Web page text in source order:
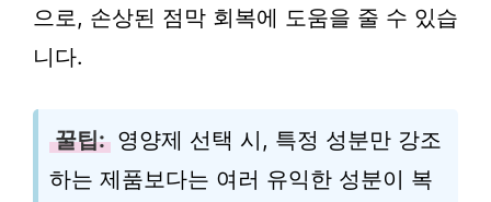
으로, 손상된 점막 회복에 도움을 줄 수 있습
니다.
꿀팁: 영양제 선택 시, 특정 성분만 강조
하는 제품보다는 여러 유익한 성분이 복